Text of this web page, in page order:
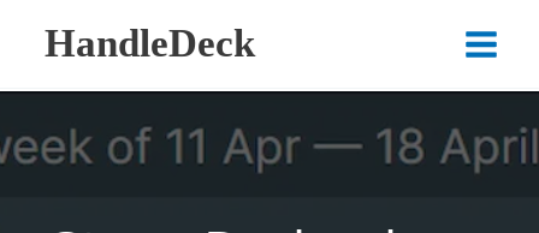
contenido
HandleDeck
Main
Menu